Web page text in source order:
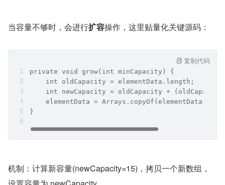
当容量不够时，会进行扩容操作，这里贴量化关键源码：
private void grow(int minCapacity) {
    int oldCapacity = elementData.length;
int newCapacity = oldCapacity + (oldCapacity
elementData = Arrays.copyOf(elementData,
}
复制代码
机制：计算新容量(newCapacity=15)，拷贝一个新数组，